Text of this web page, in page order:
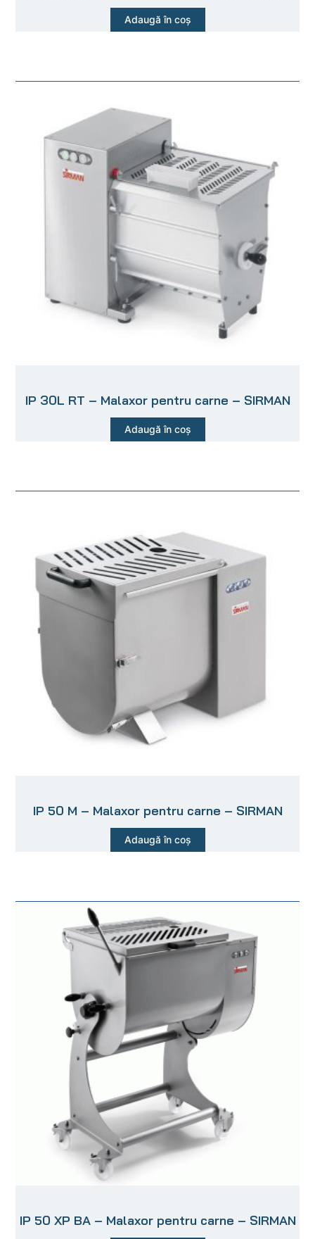
Adaugă în coș
IP 30L RT – Malaxor pentru carne – SIRMAN
Adaugă în coș
IP 50 M – Malaxor pentru carne – SIRMAN
Adaugă în coș
IP 50 XP BA – Malaxor pentru carne – SIRMAN